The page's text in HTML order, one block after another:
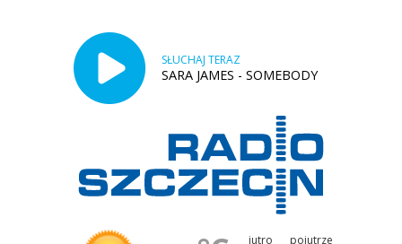
SŁUCHAJ TERAZ
SARA JAMES - SOMEBODY
jutro pojutrze